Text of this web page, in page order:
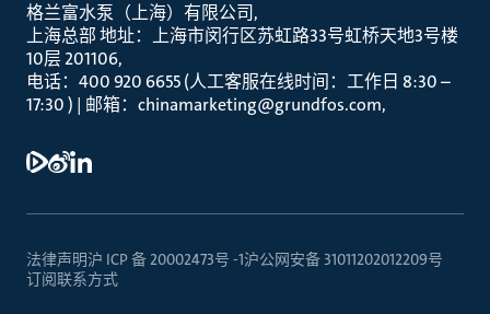
格兰富水泵（上海）有限公司
上海总部 地址：上海市闵行区苏虹路33号虹桥天地3号楼
10层 201106
电话：400 920 6655 (人工客服在线时间：工作日 8:30 –
17:30 ) | 邮箱：chinamarketing@grundfos.com
法律声明沪 ICP 备 20002473号 -1沪公网安备 31011202012209号
订阅联系方式